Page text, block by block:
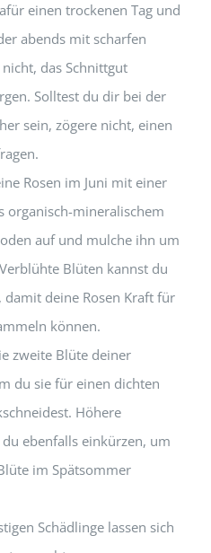
einen trockenen Tag und
abends mit scharfen
das Schnittgut
Solltest du dir bei der
sein, zögere nicht, einen
Rosen im Juni mit einer
organisch-mineralischem
auf und mulche ihn um
Blüten kannst du
damit deine Rosen Kraft für
können.
zweite Blüte deiner
du sie für einen dichten
Höhere
ebenfalls einkürzen, um
im Spätsommer
Schädlinge lassen sich